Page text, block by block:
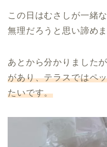
この日はむさしが一緒
無理だろうと思い諦めま
あとから分かりました
があり、テラスではペ
たいです。